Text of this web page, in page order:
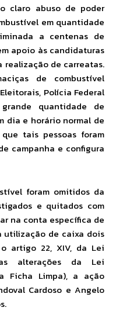
claro abuso de poder
em quantidade
a centenas de
apoio às candidaturas
realização de carreatas.
de combustível
Polícia Federal
quantidade de
dia e horário normal de
tais pessoas foram
campanha e configura
foram omitidos da
e quitados com
na conta específica de
utilização de caixa dois
artigo 22, XIV, da Lei
alterações da Lei
Ficha Limpa), a ação
Cardoso e Angelo